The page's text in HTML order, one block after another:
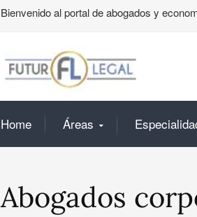
Bienvenido al portal de abogados y
Home Áreas
Abogados